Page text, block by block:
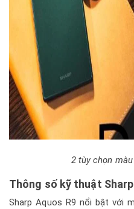
2 tùy chọn
Thông số kỹ thuật
Sharp Aquos R9 nổi bật với